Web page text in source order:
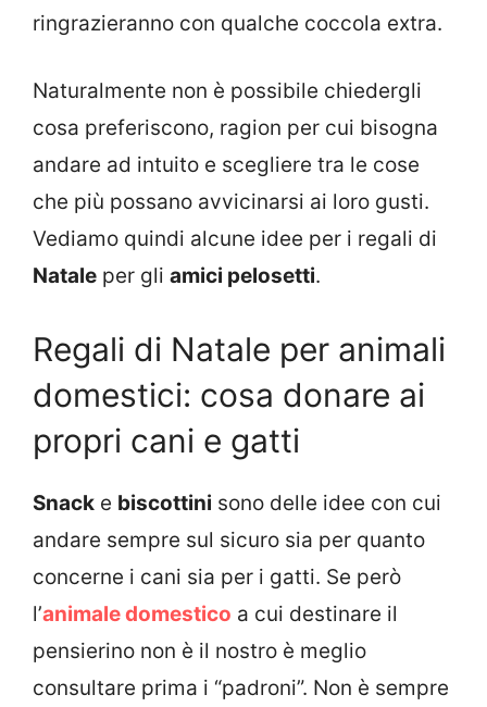
ringrazieranno con qualche coccola extra.
Naturalmente non è possibile chiedergli
cosa preferiscono, ragion per cui bisogna
andare ad intuito e scegliere tra le cose
che più possano avvicinarsi ai loro gusti.
Vediamo quindi alcune idee per i regali di
Natale per gli amici pelosetti.
Regali di Natale per animali
domestici: cosa donare ai
propri cani e gatti
Snack e biscottini sono delle idee con cui
andare sempre sul sicuro sia per quanto
concerne i cani sia per i gatti. Se però
l’animale domestico a cui destinare il
pensierino non è il nostro è meglio
consultare prima i “padroni”. Non è sempre